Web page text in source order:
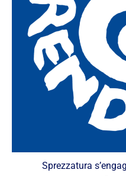
Sprezzatura